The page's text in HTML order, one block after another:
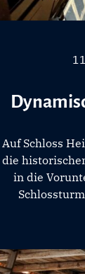
Auf Schloss
die
in die